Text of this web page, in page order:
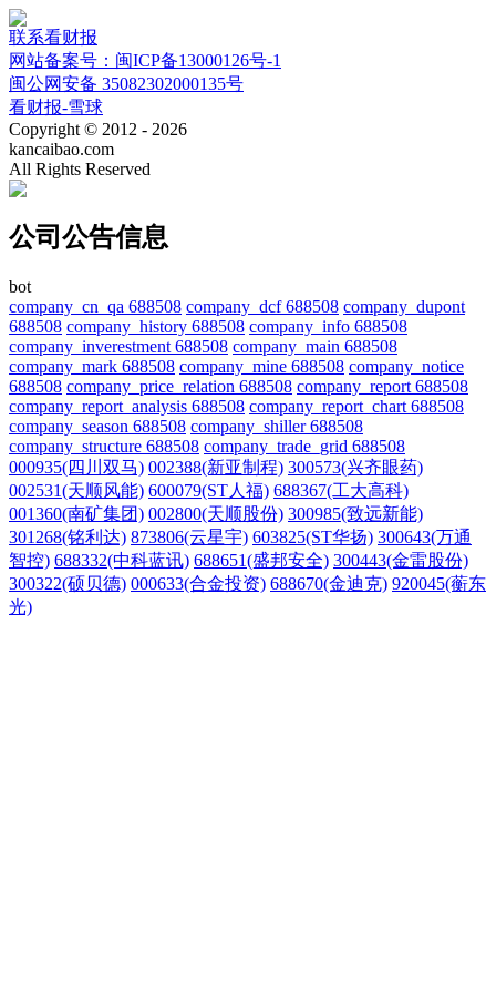
联系看财报
网站备案号：闽ICP备13000126号-1
闽公网安备 35082302000135号
看财报-雪球
Copyright © 2012 - 2026
kancaibao.com
All Rights Reserved
公司公告信息
bot
company_cn_qa 688508 company_dcf 688508 company_dupont
688508 company_history 688508 company_info 688508
company_inverestment 688508 company_main 688508
company_mark 688508 company_mine 688508 company_notice
688508 company_price_relation 688508 company_report 688508
company_report_analysis 688508 company_report_chart 688508
company_season 688508 company_shiller 688508
company_structure 688508 company_trade_grid 688508
000935(四川双马) 002388(新亚制程) 300573(兴齐眼药)
002531(天顺风能) 600079(ST人福) 688367(工大高科)
001360(南矿集团) 002800(天顺股份) 300985(致远新能)
301268(铭利达) 873806(云星宇) 603825(ST华扬) 300643(万通
智控) 688332(中科蓝讯) 688651(盛邦安全) 300443(金雷股份)
300322(硕贝德) 000633(合金投资) 688670(金迪克) 920045(蘅东
光)